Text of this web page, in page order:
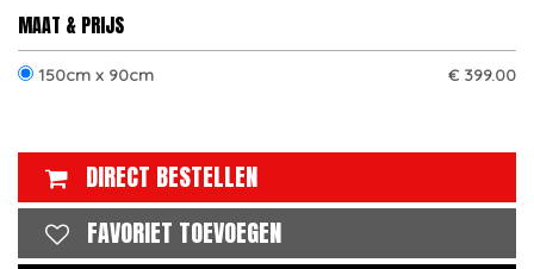
MAAT & PRIJS
150cm x 90cm € 399.00
DIRECT BESTELLEN
FAVORIET TOEVOEGEN